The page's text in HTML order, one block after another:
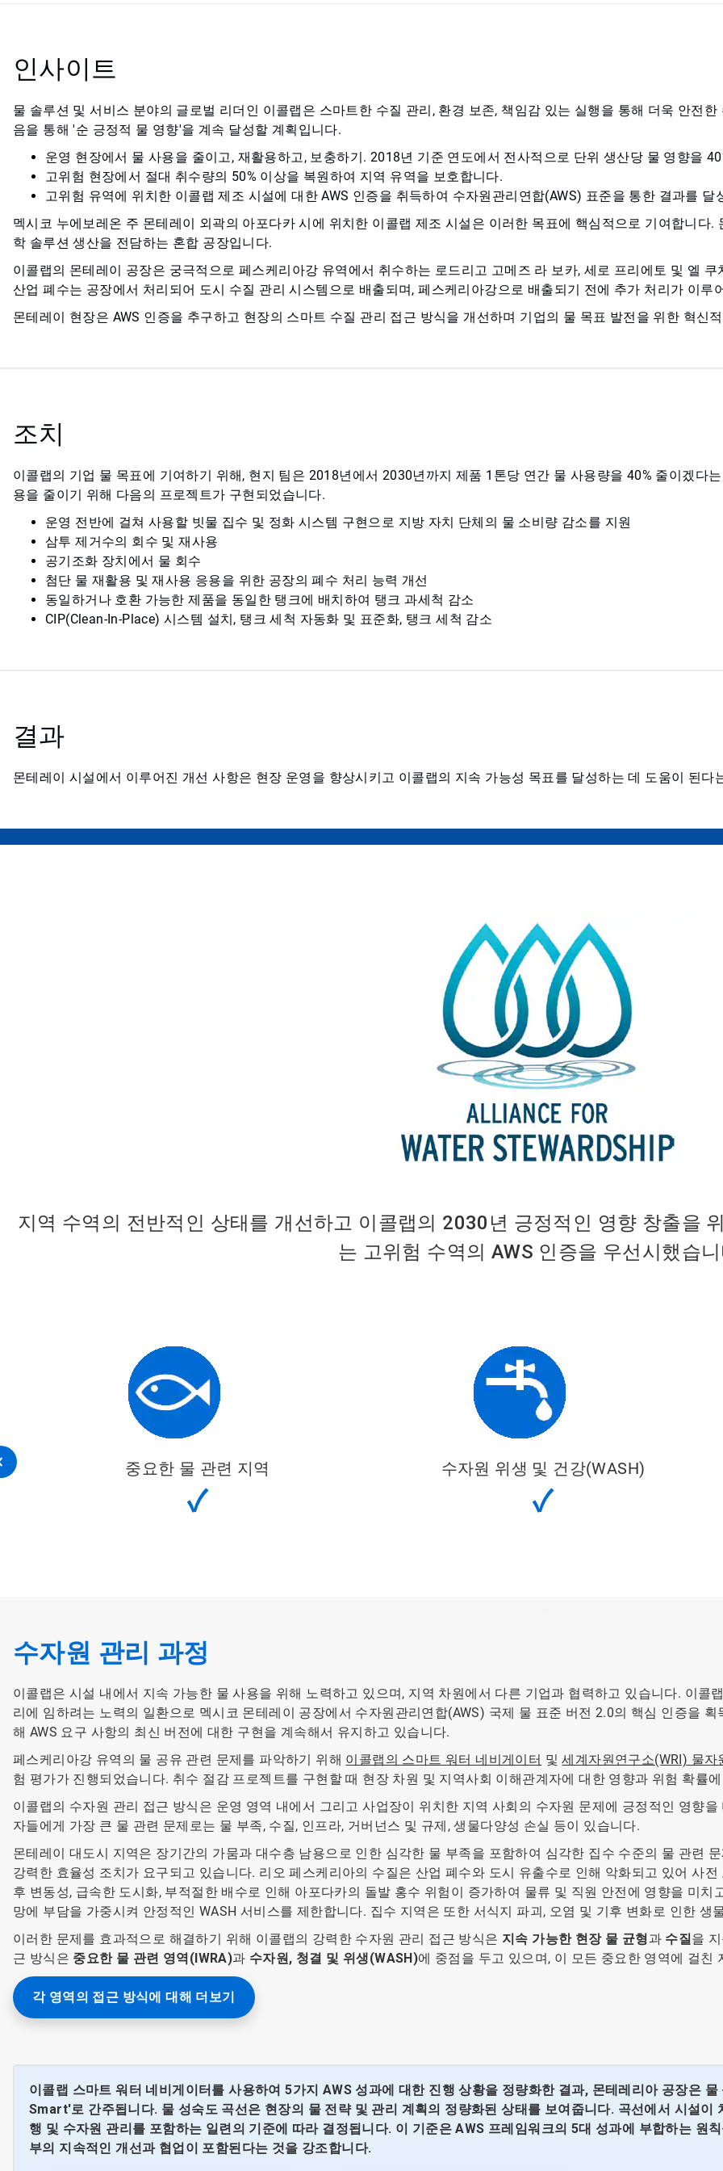
인사이트
물 솔루션 및 서비스 분야의 글로벌 리더인 이콜랩은 스마트한 수질 관리, 환경 보존, 책임감 있는 실행을 통해 더욱 안전
음을 통해 '순 긍정적 물 영향'을 계속 달성할 계획입니다.
운영 현장에서 물 사용을 줄이고, 재활용하고, 보충하기. 2018년 기준 연도에서 전사적으로 단위 생산당 물 영향을
고위험 현장에서 절대 취수량의 50% 이상을 복원하여 지역 유역을 보호합니다.
고위험 유역에 위치한 이콜랩 제조 시설에 대한 AWS 인증을 취득하여 수자원관리연합(AWS) 표준을 통한 결과를 달
멕시코 누에보레온 주 몬테레이 외곽의 아포다카 시에 위치한 이콜랩 제조 시설은 이러한 목표에 핵심적으로 기여합니다
학 솔루션 생산을 전담하는 혼합 공장입니다.
이콜랩의 몬테레이 공장은 궁극적으로 페스케리아강 유역에서 취수하는 로드리고 고메즈 라 보카, 세로 프리에토 및 엘
산업 폐수는 공장에서 처리되어 도시 수질 관리 시스템으로 배출되며, 페스케리아강으로 배출되기 전에 추가 처리가 이루
몬테레이 현장은 AWS 인증을 추구하고 현장의 스마트 수질 관리 접근 방식을 개선하며 기업의 물 목표 발전을 위한 혁신
조치
이콜랩의 기업 물 목표에 기여하기 위해, 현지 팀은 2018년에서 2030년까지 제품 1톤당 연간 물 사용량을 40% 줄이겠다
용을 줄이기 위해 다음의 프로젝트가 구현되었습니다.
운영 전반에 걸쳐 사용할 빗물 집수 및 정화 시스템 구현으로 지방 자치 단체의 물 소비량 감소를 지원
삼투 제거수의 회수 및 재사용
공기조화 장치에서 물 회수
첨단 물 재활용 및 재사용 응용을 위한 공장의 폐수 처리 능력 개선
동일하거나 호환 가능한 제품을 동일한 탱크에 배치하여 탱크 과세척 감소
CIP(Clean-In-Place) 시스템 설치, 탱크 세척 자동화 및 표준화, 탱크 세척 감소
결과
몬테레이 시설에서 이루어진 개선 사항은 현장 운영을 향상시키고 이콜랩의 지속 가능성 목표를 달성하는 데 도움이 된다
지역 수역의 전반적인 상태를 개선하고 이콜랩의 2030년 긍정적인 영향 창출을
는 고위험 수역의 AWS 인증을 우선시했습
중요한 물 관련 지역
✓
수자원 위생 및 건강(WASH)
✓
수자원 관리 과정
이콜랩은 시설 내에서 지속 가능한 물 사용을 위해 노력하고 있으며, 지역 차원에서 다른 기업과 협력하고 있습니다. 이콜
리에 임하려는 노력의 일환으로 멕시코 몬테레이 공장에서 수자원관리연합(AWS) 국제 물 표준 버전 2.0의 핵심 인증을
해 AWS 요구 사항의 최신 버전에 대한 구현을 계속해서 유지하고 있습니다.
페스케리아강 유역의 물 공유 관련 문제를 파악하기 위해 ​​​​​​​이콜랩의 스마트 워터 네비게이터​​​​​​​​​​​​​​ 및세계자원연구소(WRI) 물
험 평가가 진행되었습니다. 취수 절감 프로젝트를 구현할 때 현장 차원 및 지역사회 이해관계자에 대한 영향과 위험 확률
이콜랩의 수자원 관리 접근 방식은 운영 영역 내에서 그리고 사업장이 위치한 지역 사회의 수자원 문제에 긍정적인 영향
자들에게 가장 큰 물 관련 문제로는 물 부족, 수질, 인프라, 거버넌스 및 규제, 생물다양성 손실 등이 있습니다.
몬테레이 대도시 지역은 장기간의 가뭄과 대수층 남용으로 인한 심각한 물 부족을 포함하여 심각한 집수 수준의 물 관련
강력한 효율성 조치가 요구되고 있습니다. 리오 페스케리아의 수질은 산업 폐수와 도시 유출수로 인해 악화되고 있어 사
후 변동성, 급속한 도시화, 부적절한 배수로 인해 아포다카의 돌발 홍수 위험이 증가하여 물류 및 직원 안전에 영향을 미
망에 부담을 가중시켜 안정적인 WASH 서비스를 제한합니다. 집수 지역은 또한 서식지 파괴, 오염 및 기후 변화로 인한 생
이러한 문제를 효과적으로 해결하기 위해 이콜랩의 강력한 수자원 관리 접근 방식은 지속 가능한 현장 물 균형과 수질을
근 방식은 중요한 물 관련 영역(IWRA)과 수자원, 청결 및 위생(WASH)에 중점을 두고 있으며, 이 모든 중요한 영역에 걸
각 영역의 접근 방식에 대해 더보기
이콜랩 스마트 워터 네비게이터를 사용하여 5가지 AWS 성과에 대한 진행 상황을 정량화한 결과, 몬테레리아 공장
Smart'로 간주됩니다. 물 성숙도 곡선은 현장의 물 전략 및 관리 계획의 정량화된 상태를 보여줍니다. 곡선에서 시설이
행 및 수자원 관리를 포함하는 일련의 기준에 따라 결정됩니다. 이 기준은 AWS 프레임워크의 5대 성과에 부합하는 원
부의 지속적인 개선과 협업이 포함된다는 것을 강조합니다.